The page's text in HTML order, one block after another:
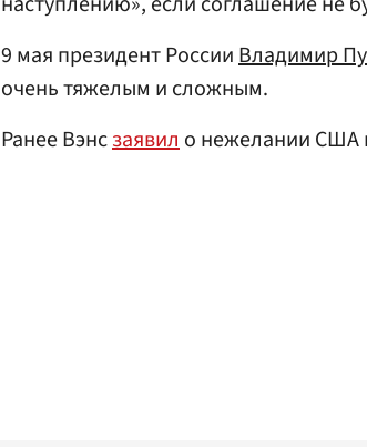
9 мая президент РоссииВладимир
очень тяжелым и сложным.
Ранее Вэнсзаявило нежелании США